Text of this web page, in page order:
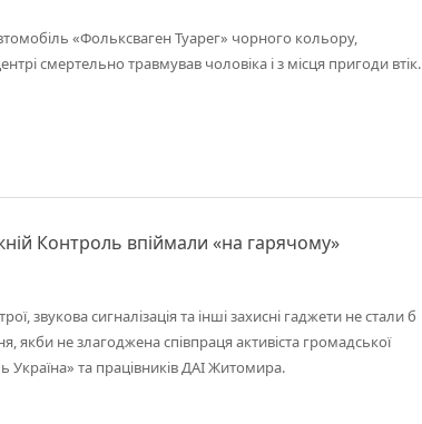
«Фольксваген Туарег» чорного кольору,
смертельно травмував чоловіка і з місця пригоди втік.
Контроль впіймали «на гарячому»
звукова сигналізація та інші захисні гаджети не стали б
якби не злагоджена співпраця активіста громадської
Україна» та працівників ДАІ Житомира.